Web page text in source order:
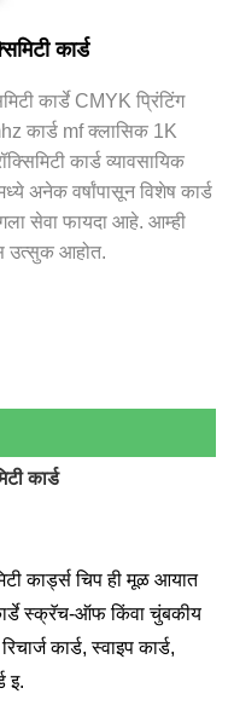
कार्ड
कार्डे CMYK प्रिंटिंग
कार्ड mf क्लासिक 1K
कार्ड व्यावसायिक
अनेक वर्षांपासून विशेष कार्ड
सेवा फायदा आहे. आम्ही
उत्सुक आहोत.
कार्ड
कार्ड्स चिप ही मूळ आयात
स्क्रॅच-ऑफ किंवा चुंबकीय
कार्ड, स्वाइप कार्ड,
इ.